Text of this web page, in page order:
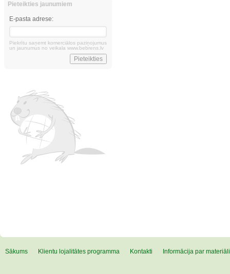
Pieteikties jaunumiem
E-pasta adrese:
Piekrītu saņemt komerciālos paziņojumus
un jaunumus no veikala www.bebrens.lv
Sākums Klientu lojalitātes programma Kontakti Informācija par